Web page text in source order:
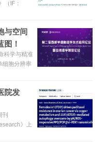
（IF：
已获FDA
的新型蛋
重打击
与空间
！
科学与精准
细胞分辨率
性与组织
生命科学
级分析、
展期，临
院发
刊
》上